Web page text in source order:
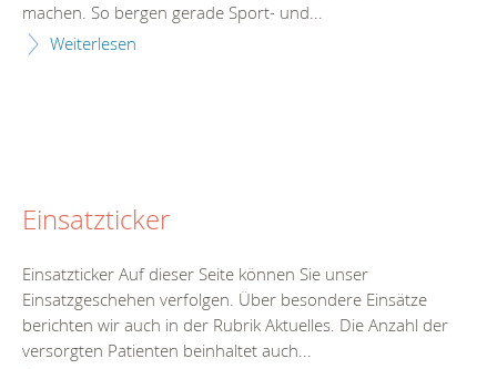
machen. So bergen gerade Sport- und...
Weiterlesen
Einsatzticker
Einsatzticker Auf dieser Seite können Sie unser
Einsatzgeschehen verfolgen. Über besondere Einsätze
berichten wir auch in der Rubrik Aktuelles. Die Anzahl der
versorgten Patienten beinhaltet auch...